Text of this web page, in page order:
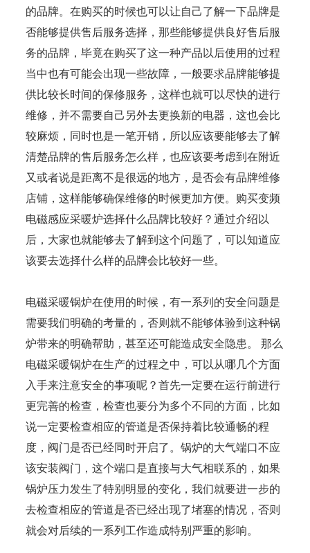
的品牌。在购买的时候也可以让自己了解一下品牌是
否能够提供售后服务选择，那些能够提供良好售后服
务的品牌，毕竟在购买了这一种产品以后使用的过程
当中也有可能会出现一些故障，一般要求品牌能够提
供比较长时间的保修服务，这样也就可以尽快的进行
维修，并不需要自己另外去更换新的电器，这也会比
较麻烦，同时也是一笔开销，所以应该要能够去了解
清楚品牌的售后服务怎么样，也应该要考虑到在附近
又或者说是距离不是很远的地方，是否会有品牌维修
店铺，这样能够确保维修的时候更加方便。购买变频
电磁感应采暖炉选择什么品牌比较好？通过介绍以
后，大家也就能够去了解到这个问题了，可以知道应
该要去选择什么样的品牌会比较好一些。
电磁采暖锅炉在使用的时候，有一系列的安全问题是
需要我们明确的考量的，否则就不能够体验到这种锅
炉带来的明确帮助，甚至还可能造成安全隐患。 那么
电磁采暖锅炉在生产的过程之中，可以从哪几个方面
入手来注意安全的事项呢？首先一定要在运行前进行
更完善的检查，检查也要分为多个不同的方面，比如
说一定要检查相应的管道是否保持着比较通畅的程
度，阀门是否已经同时开启了。锅炉的大气端口不应
该安装阀门，这个端口是直接与大气相联系的，如果
锅炉压力发生了特别明显的变化，我们就要进一步的
去检查相应的管道是否已经出现了堵塞的情况，否则
就会对后续的一系列工作造成特别严重的影响。